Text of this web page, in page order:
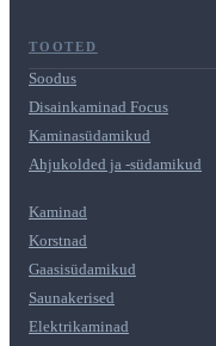
TOOTED
Soodus
Disainkaminad Focus
Kaminasüdamikud
Ahjukolded ja -südamikud
Kaminad
Korstnad
Gaasisüdamikud
Saunakerised
Elektrikaminad